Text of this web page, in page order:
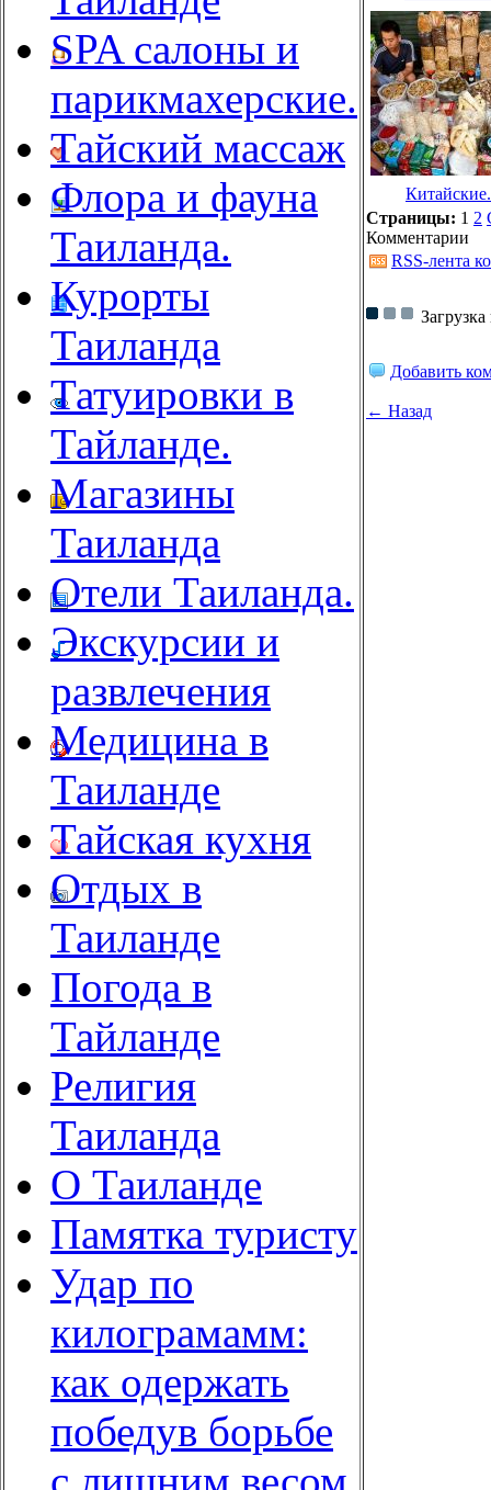
SPA салоны и
парикмахерские.
Тайский массаж
Флора и фауна
Таиланда.
Курорты
Таиланда
Татуировки в
Тайланде.
Магазины
Таиланда
Отели Таиланда.
Экскурсии и
развлечения
Медицина в
Таиланде
Тайская кухня
Отдых в
Таиланде
Погода в
Тайланде
Религия
Таиланда
О Таиланде
Памятка туристу
Удар по
килограмамм:
как одержать
победув борьбе
Страницы: 1 2
Комментарии
RSS-лента
Добавить
← Назад